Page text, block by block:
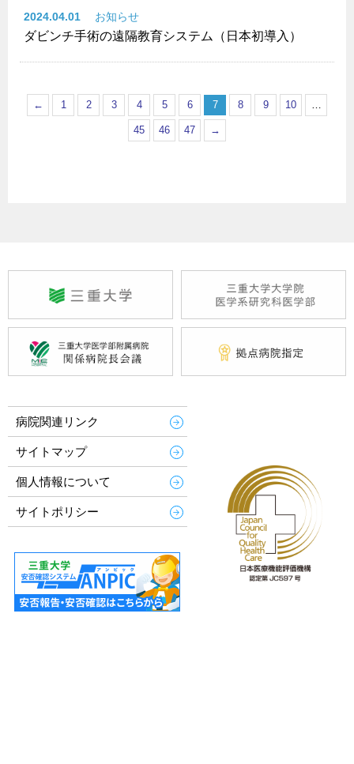
2024.04.01 お知らせ
ダビンチ手術の遠隔教育システム（日本初導入）
← 1 2 3 4 5 6 7 8 9 10 …
45 46 47 →
病院関連リンク
サイトマップ
個人情報について
サイトポリシー